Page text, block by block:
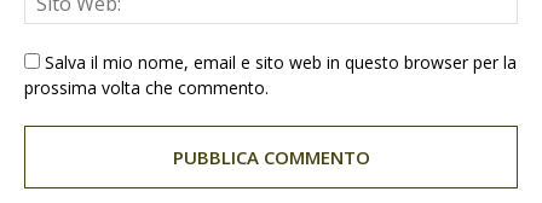
Salva il mio nome, email e sito web in questo browser per la
prossima volta che commento.